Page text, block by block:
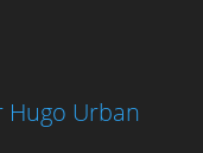
Hugo Urban